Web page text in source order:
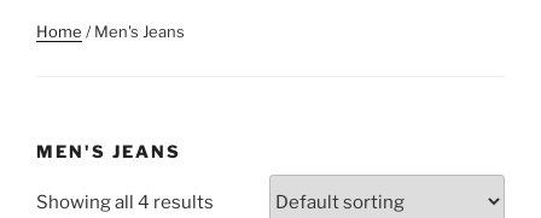
Home / Men's Jeans
MEN'S JEANS
Showing all 4 results